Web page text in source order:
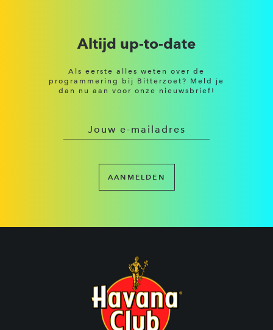
Altijd up-to-date
Als eerste alles weten over de
programmering bij Bitterzoet? Meld je
dan nu aan voor onze nieuwsbrief!
AANMELDEN